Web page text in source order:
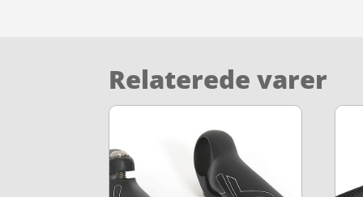
Relaterede varer